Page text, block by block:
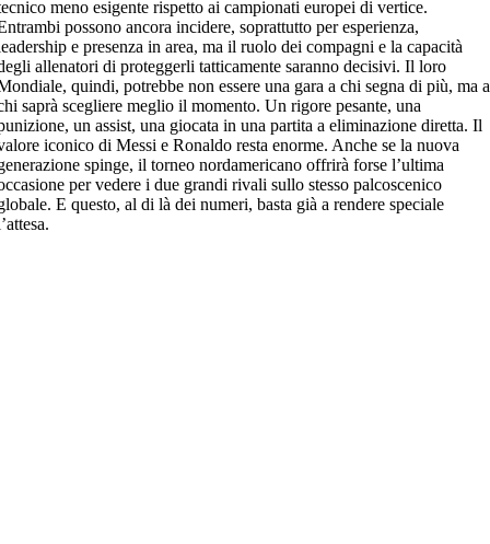
meno esigente rispetto ai campionati europei di vertice.
possono ancora incidere, soprattutto per esperienza,
e presenza in area, ma il ruolo dei compagni e la capacità
allenatori di proteggerli tatticamente saranno decisivi. Il loro
quindi, potrebbe non essere una gara a chi segna di più, ma a
saprà scegliere meglio il momento. Un rigore pesante, una
un assist, una giocata in una partita a eliminazione diretta. Il
iconico di Messi e Ronaldo resta enorme. Anche se la nuova
spinge, il torneo nordamericano offrirà forse l’ultima
per vedere i due grandi rivali sullo stesso palcoscenico
E questo, al di là dei numeri, basta già a rendere speciale